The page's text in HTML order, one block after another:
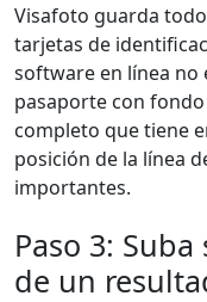
Visafoto guarda
tarjetas de
software en línea no
pasaporte con
completo que tiene
posición de la línea
importantes.
Paso 3:
de un